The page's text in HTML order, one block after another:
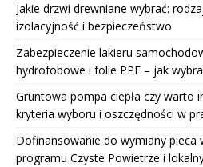
Jakie drzwi drewniane wybrać:
izolacyjność i bezpieczeństwo
Zabezpieczenie lakieru
hydrofobowe i folie PPF – jak
Gruntowa pompa ciepła czy warto
kryteria wyboru i oszczędności w
Dofinansowanie do wymiany pieca
programu Czyste Powietrze i